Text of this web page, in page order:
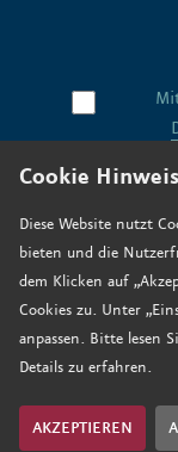
Cookie Hinweis
Diese Website nutzt
bieten und die
dem Klicken auf
Cookies zu. Unter
anpassen. Bitte lesen
Details zu erfahren.
AKZEPTIEREN